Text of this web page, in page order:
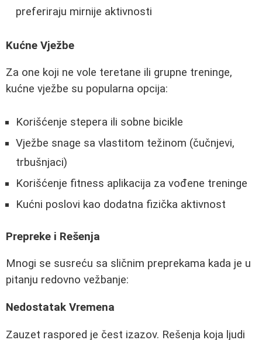
preferiraju mirnije aktivnosti
Kućne Vježbe
Za one koji ne vole teretane ili grupne treninge,
kućne vježbe su popularna opcija:
Korišćenje stepera ili sobne bicikle
Vježbe snage sa vlastitom težinom (čučnjevi,
trbušnjaci)
Korišćenje fitness aplikacija za vođene treninge
Kućni poslovi kao dodatna fizička aktivnost
Prepreke i Rešenja
Mnogi se susreću sa sličnim preprekama kada je u
pitanju redovno vežbanje:
Nedostatak Vremena
Zauzet raspored je čest izazov. Rešenja koja ljudi